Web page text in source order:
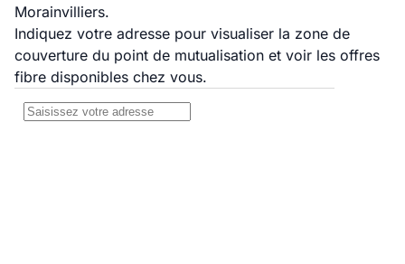
Morainvilliers.
Indiquez votre adresse pour visualiser la zone de
couverture du point de mutualisation et voir les offres
fibre disponibles chez vous.